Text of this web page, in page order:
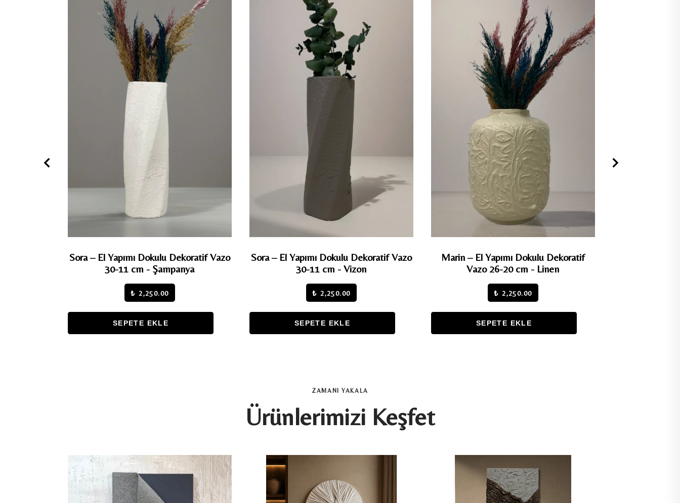
Sora – El Yapımı Dokulu Dekoratif Vazo
30-11 cm - Şampanya
₺ 2,250.00
SEPETE EKLE
Sora – El Yapımı Dokulu Dekoratif Vazo
30-11 cm - Vizon
₺ 2,250.00
SEPETE EKLE
Marin – El Yapımı Dokulu Dekoratif
Vazo 26-20 cm - Linen
₺ 2,250.00
SEPETE EKLE
ZAMANI YAKALA
Ürünlerimizi Keşfet